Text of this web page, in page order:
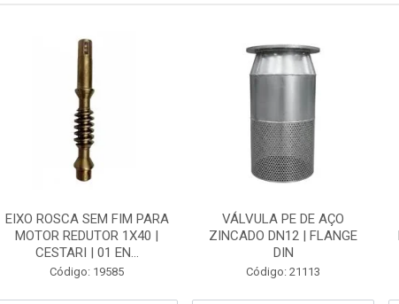
EIXO ROSCA SEM FIM PARA
MOTOR REDUTOR 1X40 |
CESTARI | 01 EN...
Código: 19585
VÁLVULA PE DE AÇO
ZINCADO DN12 | FLANGE
DIN
Código: 21113